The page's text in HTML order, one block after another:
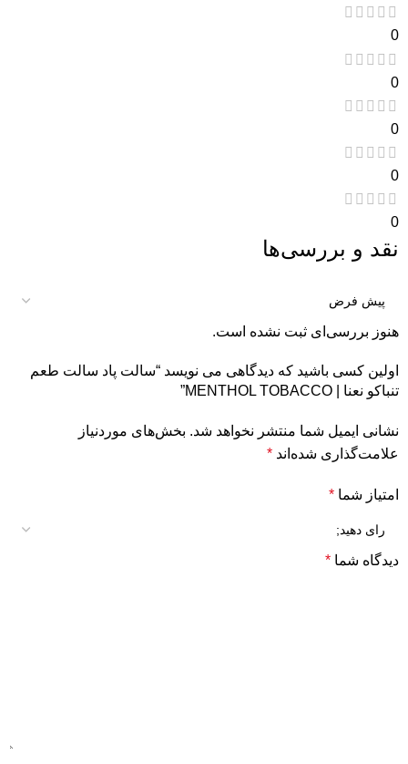
0
0
0
0
0
نقد و بررسی‌ها
هنوز بررسی‌ای ثبت نشده است.
اولین کسی باشید که دیدگاهی می نویسد “سالت پاد سالت طعم
تنباکو نعنا | MENTHOL TOBACCO”
نشانی ایمیل شما منتشر نخواهد شد. بخش‌های موردنیاز
علامت‌گذاری شده‌اند *
امتیاز شما *
دیدگاه شما *